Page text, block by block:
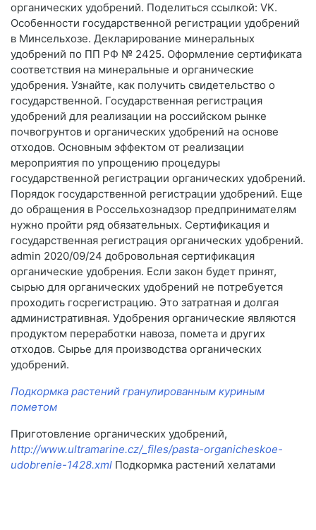
органических удобрений. Поделиться ссылкой: VK.
Особенности государственной регистрации удобрений
в Минсельхозе. Декларирование минеральных
удобрений по ПП РФ № 2425. Оформление сертификата
соответствия на минеральные и органические
удобрения. Узнайте, как получить свидетельство о
государственной. Государственная регистрация
удобрений для реализации на российском рынке
почвогрунтов и органических удобрений на основе
отходов. Основным эффектом от реализации
мероприятия по упрощению процедуры
государственной регистрации органических удобрений.
Порядок государственной регистрации удобрений. Еще
до обращения в Россельхознадзор предпринимателям
нужно пройти ряд обязательных. Сертификация и
государственная регистрация органических удобрений.
admin 2020/09/24 добровольная сертификация
органические удобрения. Если закон будет принят,
сырью для органических удобрений не потребуется
проходить госрегистрацию. Это затратная и долгая
административная. Удобрения органические являются
продуктом переработки навоза, помета и других
отходов. Сырье для производства органических
удобрений.
Подкормка растений гранулированным куриным
пометом
Приготовление органических удобрений,
http://www.ultramarine.cz/_files/pasta-organicheskoe-
udobrenie-1428.xml Подкормка растений хелатами